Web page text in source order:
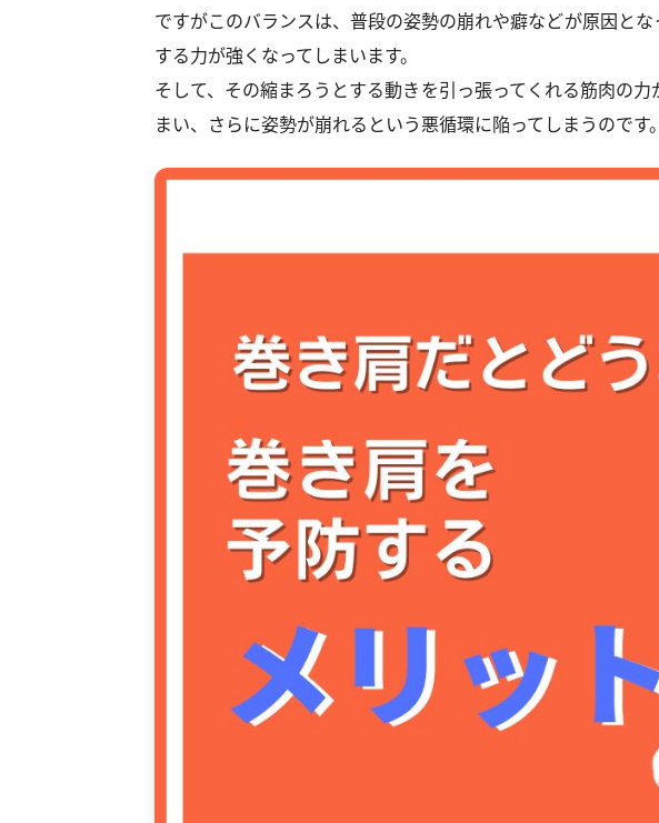
ですがこのバランスは、普段の姿勢の崩れや癖などが原因と
する力が強くなってしまいます。
そして、その縮まろうとする動きを引っ張ってくれる筋肉の
まい、さらに姿勢が崩れるという悪循環に陥ってしまうのです。